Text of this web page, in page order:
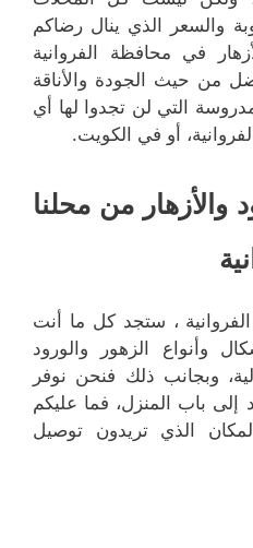
والسعر الذي ينال رضاكم
في محافظة الفروانية
من حيث الجودة والأناقة
التي لن تجدوا لها أي
أو في الكويت.
والأزهار من محلنا
، ستجد كل ما أنت
وأنواع الزهور والورود
وبجانب ذلك فنحن نوفر
إلى باب المنزل، فما عليكم
الذي تريدون توصيل